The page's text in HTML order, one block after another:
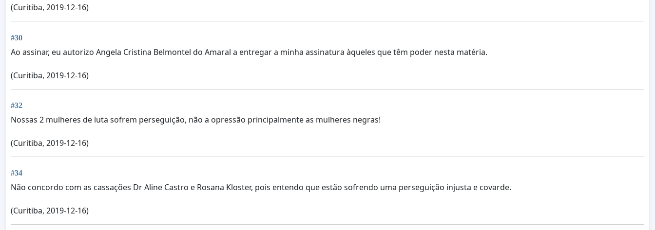
(Curitiba, 2019-12-16)
#30
Ao assinar, eu autorizo Angela Cristina Belmontel do Amaral a entregar a minha assinatura àqueles que têm poder nesta matéria.
(Curitiba, 2019-12-16)
#32
Nossas 2 mulheres de luta sofrem perseguição, não a opressão principalmente as mulheres negras!
(Curitiba, 2019-12-16)
#34
Não concordo com as cassações Dr Aline Castro e Rosana Kloster, pois entendo que estão sofrendo uma perseguição injusta e covarde.
(Curitiba, 2019-12-16)